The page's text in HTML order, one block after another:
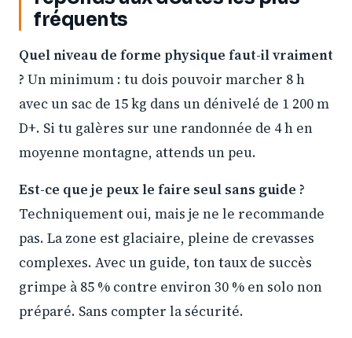
fréquents
Quel niveau de forme physique faut-il vraiment
? Un minimum : tu dois pouvoir marcher 8 h
avec un sac de 15 kg dans un dénivelé de 1 200 m
D+. Si tu galères sur une randonnée de 4 h en
moyenne montagne, attends un peu.
Est-ce que je peux le faire seul sans guide ?
Techniquement oui, mais je ne le recommande
pas. La zone est glaciaire, pleine de crevasses
complexes. Avec un guide, ton taux de succès
grimpe à 85 % contre environ 30 % en solo non
préparé. Sans compter la sécurité.